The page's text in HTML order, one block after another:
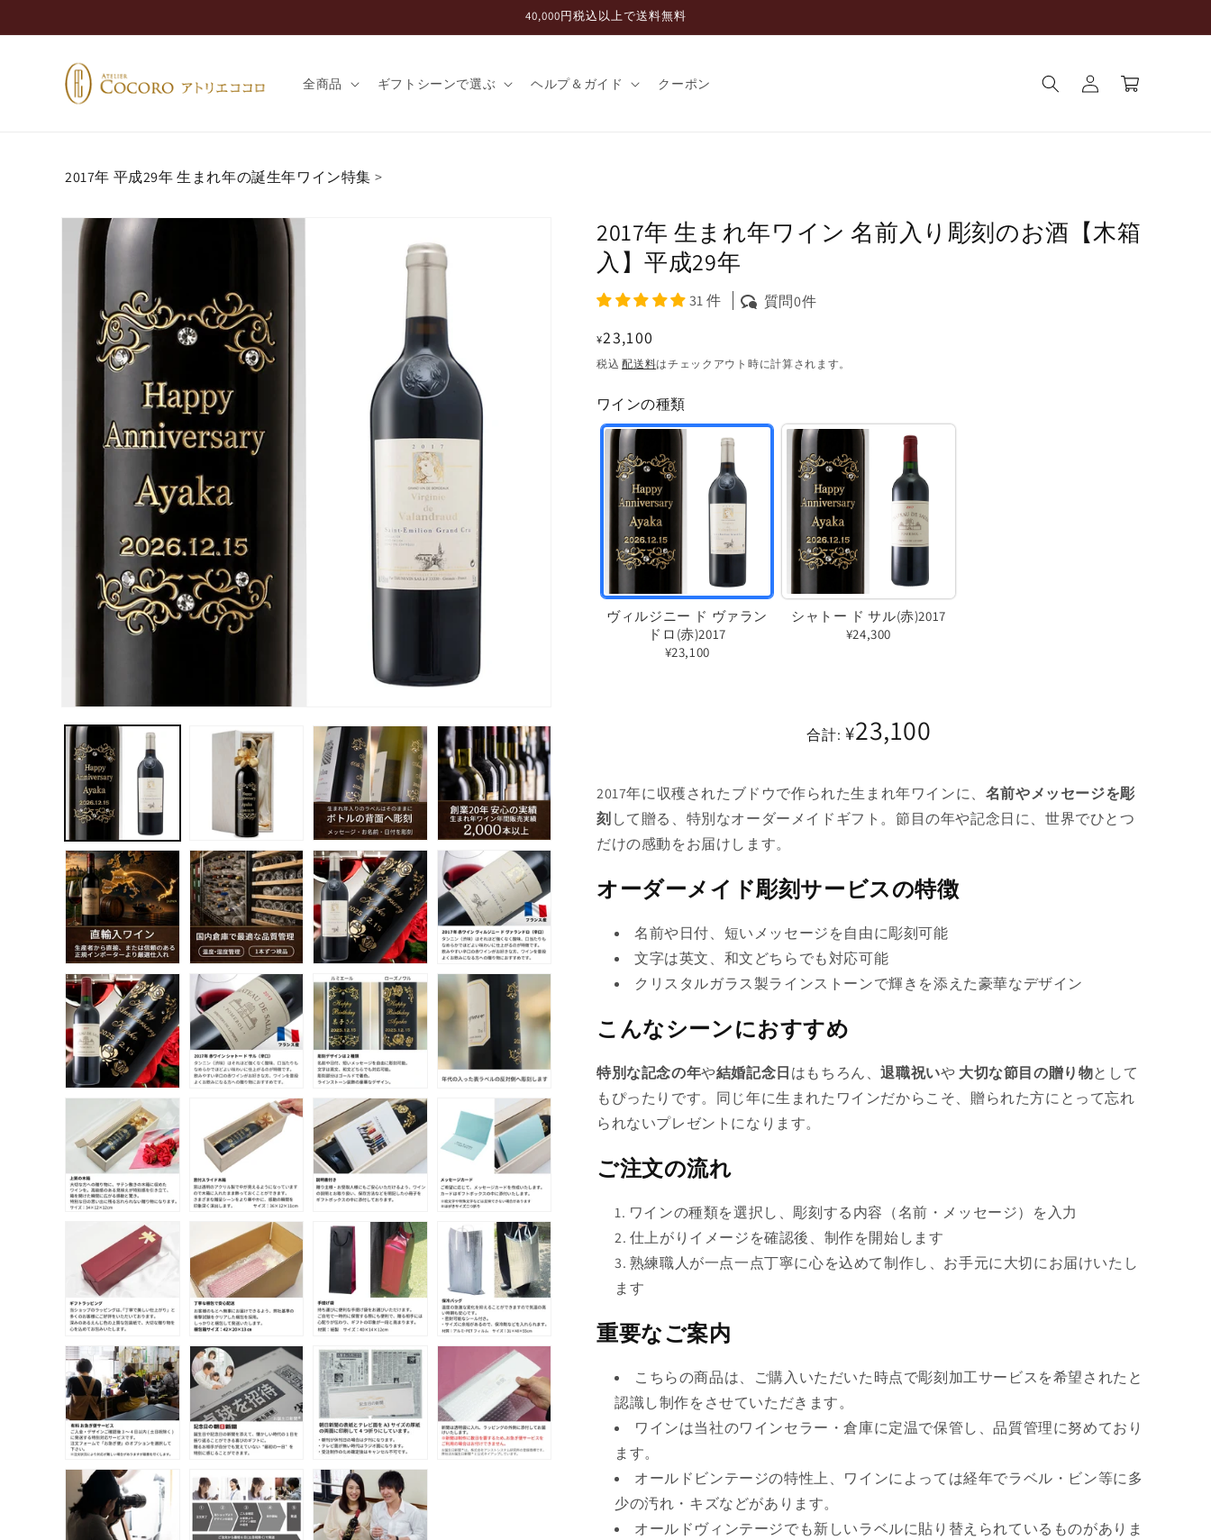
進む
40,000円税込以上で送料無料
全商品 ギフトシーンで選ぶ ヘルプ＆ガイド クーポン
イ
ー
2017年 平成29年 生まれ年の誕生年ワイン特集 >
商品情
報にス
キップ
ー
ア
(1)
を
開
く
2017年 生まれ年ワイン 名前入り彫刻のお酒【木箱
入】平成29年
31 件 質問0件
通
常
格
¥23,100
税込配送料はチェックアウト時に計算されます。
ワインの種類
ヴィルジニー ド ヴァラン
ドロ(赤)2017
¥23,100
ョ
は
売
切
れ
て
る
販
売
で
き
せ
ん
シャトー ド サル(赤)2017
¥24,300
ー
ョ
ン
り
れ
て
い
販
売
ん
合計: ¥23,100
2017年に収穫されたブドウで作られた生まれ年ワインに、 名前やメッセージを彫
刻 して贈る、特別なオーダーメイドギフト。節目の年や記念日に、世界でひとつ
だけの感動をお届けします。
オーダーメイド彫刻サービスの特徴
名前や日付、短いメッセージを自由に彫刻可能
文字は英文、和文どちらでも対応可能
クリスタルガラス製ラインストーンで輝きを添えた豪華なデザイン
こんなシーンにおすすめ
特別な記念の年や結婚記念日はもちろん、退職祝いや 大切な節目の贈り物として
もぴったりです。同じ年に生まれたワインだからこそ、贈られた方にとって忘れ
られないプレゼントになります。
ご注文の流れ
ワインの種類を選択し、彫刻する内容（名前・メッセージ）を入力
仕上がりイメージを確認後、制作を開始します
熟練職人が一点一点丁寧に心を込めて制作し、お手元に大切にお届けいたし
ます
重要なご案内
こちらの商品は、ご購入いただいた時点で彫刻加工サービスを希望されたと
認識し制作をさせていただきます。
ワインは当社のワインセラー・倉庫に定温で保管し、品質管理に努めており
ます。
オールドビンテージの特性上、ワインによっては経年でラベル・ビン等に多
少の汚れ・キズなどがあります。
オールドヴィンテージでも新しいラベルに貼り替えられているものがありま